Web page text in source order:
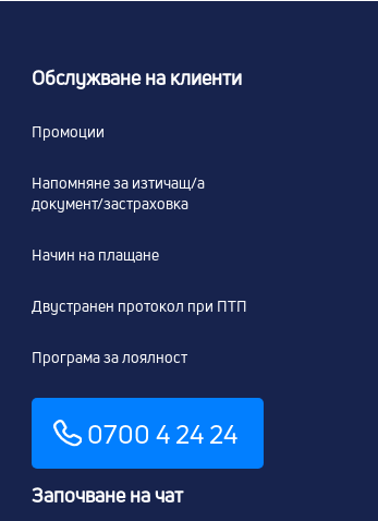
Обслужване на клиенти
Промоции
Напомняне за изтичащ/а
документ/застраховка
Начин на плащане
Двустранен протокол при ПТП
Програма за лоялност
0700 4 24 24
Започване на чат